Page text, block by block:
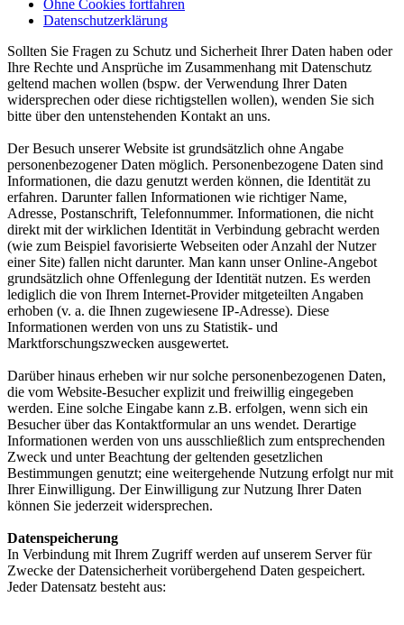
Ohne Cookies fortfahren
Datenschutzerklärung
Sollten Sie Fragen zu Schutz und Sicherheit Ihrer Daten haben oder
Ihre Rechte und Ansprüche im Zusammenhang mit Datenschutz
geltend machen wollen (bspw. der Verwendung Ihrer Daten
widersprechen oder diese richtigstellen wollen), wenden Sie sich
bitte über den untenstehenden Kontakt an uns.
Der Besuch unserer Website ist grundsätzlich ohne Angabe
personenbezogener Daten möglich. Personenbezogene Daten sind
Informationen, die dazu genutzt werden können, die Identität zu
erfahren. Darunter fallen Informationen wie richtiger Name,
Adresse, Postanschrift, Telefonnummer. Informationen, die nicht
direkt mit der wirklichen Identität in Verbindung gebracht werden
(wie zum Beispiel favorisierte Webseiten oder Anzahl der Nutzer
einer Site) fallen nicht darunter. Man kann unser Online-Angebot
grundsätzlich ohne Offenlegung der Identität nutzen. Es werden
lediglich die von Ihrem Internet-Provider mitgeteilten Angaben
erhoben (v. a. die Ihnen zugewiesene IP-Adresse). Diese
Informationen werden von uns zu Statistik- und
Marktforschungszwecken ausgewertet.
Darüber hinaus erheben wir nur solche personenbezogenen Daten,
die vom Website-Besucher explizit und freiwillig eingegeben
werden. Eine solche Eingabe kann z.B. erfolgen, wenn sich ein
Besucher über das Kontaktformular an uns wendet. Derartige
Informationen werden von uns ausschließlich zum entsprechenden
Zweck und unter Beachtung der geltenden gesetzlichen
Bestimmungen genutzt; eine weitergehende Nutzung erfolgt nur mit
Ihrer Einwilligung. Der Einwilligung zur Nutzung Ihrer Daten
können Sie jederzeit widersprechen.
Datenspeicherung
In Verbindung mit Ihrem Zugriff werden auf unserem Server für
Zwecke der Datensicherheit vorübergehend Daten gespeichert.
Jeder Datensatz besteht aus: